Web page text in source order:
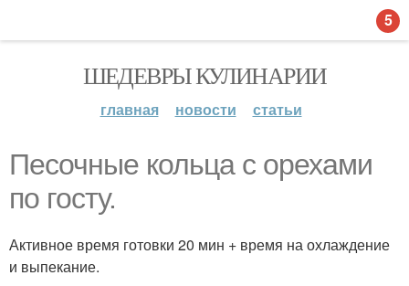
ШЕДЕВРЫ КУЛИНАРИИ
главная новости статьи
Песочные кольца с орехами
по госту.
Активное время готовки 20 мин + время на охлаждение
и выпекание.
5